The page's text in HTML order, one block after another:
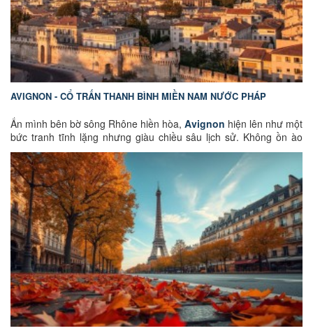
AVIGNON - CỔ TRẤN THANH BÌNH MIỀN NAM NƯỚC PHÁP
Ẩn mình bên bờ sông Rhône hiền hòa, Avignon hiện lên như một
bức tranh tĩnh lặng nhưng giàu chiều sâu lịch sử. Không ồn ào
náo nhiệt như những đô thị lớn, nơi đây mang một vẻ đẹp trầm
mặc, thanh bình, đưa du khách ngược dòng thời gian về thời
Trung Cổ – khi mà Avignon từng là trung tâm quyền lực tôn giáo
của châu Âu. Những con phố lát đá cổ kính, những công trình uy
nghi vươn mình trên nền trời xanh và nhịp sống chậm rãi của
người dân địa phương khiến Avignon trở thành điểm đến lý tưởng
cho những ai tìm kiếm sự lắng đọng và hoài niệm. CùngGoEuGo
Việt Namkhám phá Avignon để lắng nghe những câu chuyện lịch
sử vang vọng bên dòng Rhône và cảm nhận vẻ đẹp nguyên vẹn
của miền Nam nước Pháp.